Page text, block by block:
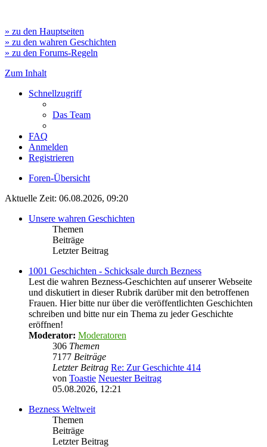
» zu den Hauptseiten
» zu den wahren Geschichten
» zu den Forums-Regeln
Zum Inhalt
Schnellzugriff
Das Team
FAQ
Anmelden
Registrieren
Foren-Übersicht
Aktuelle Zeit: 06.08.2026, 09:20
Unsere wahren Geschichten
Themen
Beiträge
Letzter Beitrag
1001 Geschichten - Schicksale durch Bezness
Lest die wahren Bezness-Geschichten auf unserer Webseite
und diskutiert in dieser Rubrik darüber mit den betroffenen
Frauen. Hier bitte nur über die veröffentlichten Geschichten
schreiben und bitte nur ein Thema zu jeder Geschichte
eröffnen!
Moderator: Moderatoren
306 Themen
7177 Beiträge
Letzter Beitrag Re: Zur Geschichte 414
von Toastie Neuester Beitrag
05.08.2026, 12:21
Bezness Weltweit
Themen
Beiträge
Letzter Beitrag